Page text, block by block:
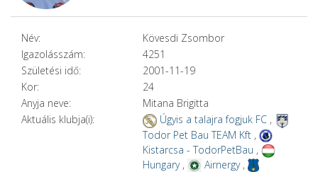
Név:
Kövesdi Zsombor
Igazolásszám:
4251
Születési idő:
2001-11-19
Kor:
24
Anyja neve:
Mitana Brigitta
Aktuális klubja(i):
Úgyis a talajra fogjuk FC,
Todor Pet Bau TEAM Kft,
Kistarcsa - TodorPetBau ,
Hungary, Airnergy,